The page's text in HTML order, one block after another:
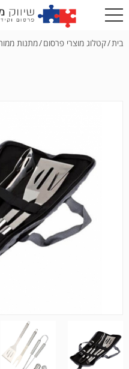
בית/קטלוג מוצרי פרסום/מתנות